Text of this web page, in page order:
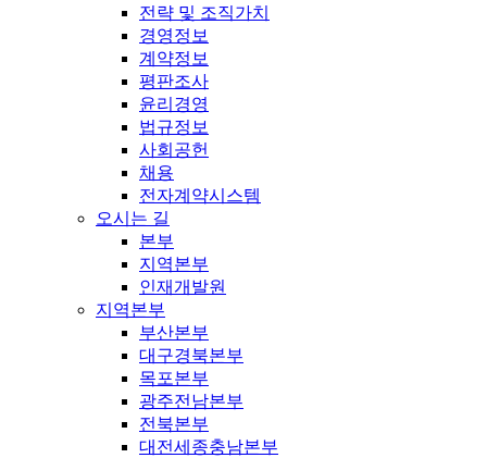
전략 및 조직가치
경영정보
계약정보
평판조사
윤리경영
법규정보
사회공헌
채용
전자계약시스템
오시는 길
본부
지역본부
인재개발원
지역본부
부산본부
대구경북본부
목포본부
광주전남본부
전북본부
대전세종충남본부